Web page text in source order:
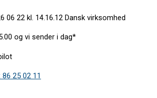
Dansk virksomhed
og vi sender i dag*
25 02 11